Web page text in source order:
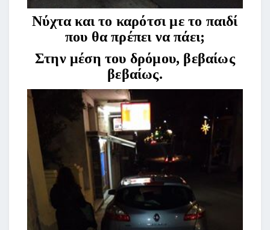
Νύχτα και το καρότσι με το παιδί
που θα πρέπει να πάει;
Στην μέση του δρόμου, βεβαίως
βεβαίως.